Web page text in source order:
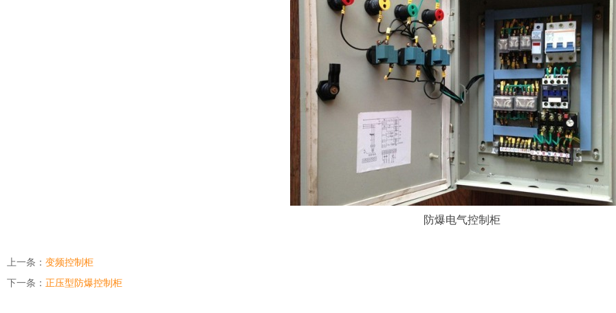
防爆电气控制柜
上一条： 变频控制柜
下一条： 正压型防爆控制柜